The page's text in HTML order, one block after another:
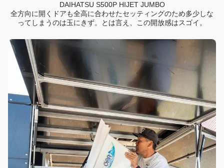
DAIHATSU S500P HIJET JUMBO
全方向に開くドアも全高に合わせたセッティングのため多少しな
ってしまうのは玉にきず。とは言え、この開放感はスゴイ。